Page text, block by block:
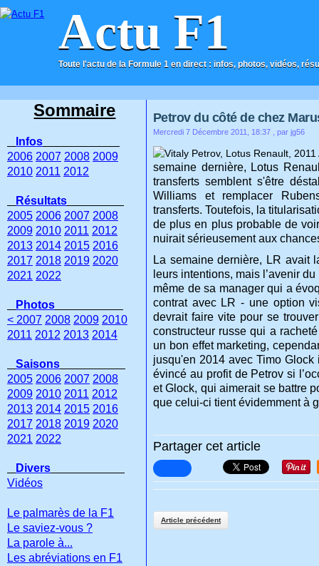
Actu F1
Toute l'actu de la Formule 1 en direct : infos, photos, vidéos,
ACCUEIL CONTACT
Petrov du côté de chez
Mercredi 7 Décembre 2011, 18:37 , par jg56
semaine dernière, Lotus
transferts semblent s'être
Williams et remplacer
transferts. Toutefois, la
de plus en plus probable de
nuirait sérieusement aux
La semaine dernière, LR avait
leurs intentions, mais l’avenir
même de sa manager qui a
contrat avec LR - une option
devrait faire vite pour se
constructeur russe qui a
un bon effet marketing,
jusqu'en 2014 avec Timo
évincé au profit de Petrov si
et Glock, qui aimerait se battre
que celui-ci tient évidemment à
Partager cet article
Article précédent
Sommaire
Infos
2006 2007 2008 2009
2010 2011 2012
Résultats
2005 2006 2007 2008
2009 2010 2011 2012
2013 2014 2015 2016
2017 2018 2019 2020
2021 2022
Photos
< 2007 2008 2009 2010
2011 2012 2013 2014
Saisons
2005 2006 2007 2008
2009 2010 2011 2012
2013 2014 2015 2016
2017 2018 2019 2020
2021 2022
Divers
Vidéos
Le palmarès de la F1
Le saviez-vous ?
La parole à...
Les abréviations en F1